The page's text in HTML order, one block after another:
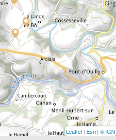
Leaflet | Esri | © IGN